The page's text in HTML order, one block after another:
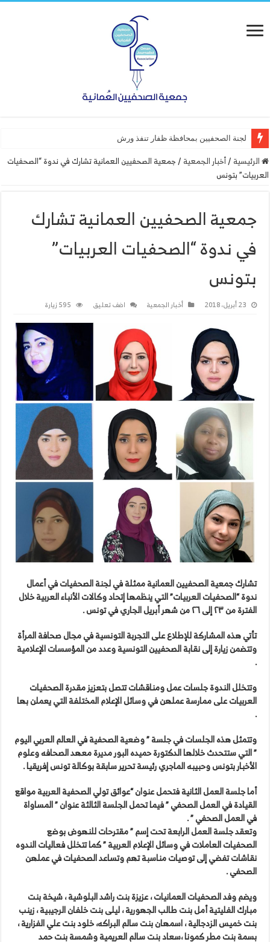
لجنة الصحفيين بمحافظة ظفار تنفذ ورشة عمل “أساسيات ا
الرئيسية /أخبار الجمعية /‎جمعية الصحفيين العمانية تشارك في ندوة “الصحفيات
العربيات” بتونس
‎جمعية الصحفيين العمانية تشارك
في ندوة “الصحفيات العربيات”
بتونس
23 أبريل، 2018 أخبار الجمعية اضف تعليق 595 زيارة
تشارك جمعية الصحفيين العمانية ممثلة في لجنة الصحفيات في أعمال
ندوة “الصحفيات العربيات” التي ينظمها إتحاد وكالات الأنباء العربية خلال
الفترة من ٢٣ إلى ٢٦ من شهر أبريل الجاري في تونس .
تأتي هذه المشاركة للإطلاع على التجربة التونسية في مجال صحافة المرأة
وتتضمن زيارة إلى نقابة الصحفيين التونسية وعدد من المؤسسات الإعلامية
.
وتتخلل الندوة جلسات عمل ومناقشات تتصل بتعزيز مقدرة الصحفيات
العربيات على ممارسة عملهن في وسائل الإعلام المختلفة التي يعملن بها
.
وتتمثل هذه الجلسات في جلسة ” وضعية الصحفية في العالم العربي اليوم
” التي ستتحدث خلالها الدكتورة حميده البور مديرة معهد الصحافه وعلوم
الأخبار بتونس وحبيبه الماجري رئيسة تحرير سابقة بوكالة تونس إفريقيا .
أما جلسة العمل الثانية فتحمل عنوان “عوائق تولي الصحفية العربية مواقع
القيادة في العمل الصحفي ” فيما تحمل الجلسة الثالثة عنوان ” المساواة
في العمل الصحفي ” .
وتعقد جلسة العمل الرابعة تحت إسم ” مقترحات للنهوض بوضع
الصحفيات العاملات في وسائل الإعلام العربية ” كما تتخلل فعاليات الندوه
نقاشات تفضي إلى توصيات مناسبة تهم وتساعد الصحفيات في عملهن
الصحفي .
ويضم وفد الصحفيات العمانيات ، عزيزة بنت راشد البلوشية ، شيخة بنت
مبارك الفليتية أمل بنت طالب الجهورية ، ليلى بنت خلفان الرجيبية ، زينب
بنت خميس الزدجالية ، اسمهان بنت سالم البراكه، خلود بنت علي الفزارية ،
بسمة بنت مطر كمونا ،سعاد بنت سالم العريمية وشمسة بنت حمد